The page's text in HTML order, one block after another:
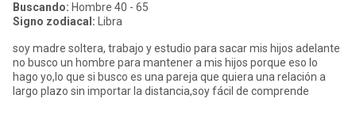
Buscando: Hombre 40 - 65
Signo zodiacal: Libra
soy madre soltera, trabajo y estudio para sacar mis hijos adelante
no busco un hombre para mantener a mis hijos porque eso lo
hago yo,lo que si busco es una pareja que quiera una relación a
largo plazo sin importar la distancia,soy fácil de comprende